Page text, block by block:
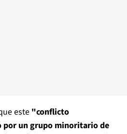
este "conflicto
un grupo minoritario de